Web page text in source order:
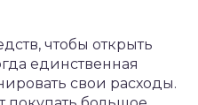
чтобы открыть
единственная
свои расходы.